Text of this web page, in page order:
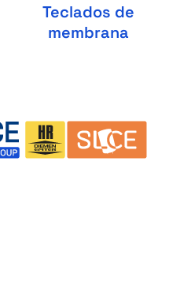
Teclados de
membrana